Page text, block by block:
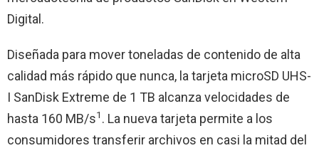
Digital.
Diseñada para mover toneladas de contenido de alta
calidad más rápido que nunca, la tarjeta microSD UHS-
I SanDisk Extreme de 1 TB alcanza velocidades de
hasta 160 MB/s1 . La nueva tarjeta permite a los
consumidores transferir archivos en casi la mitad del